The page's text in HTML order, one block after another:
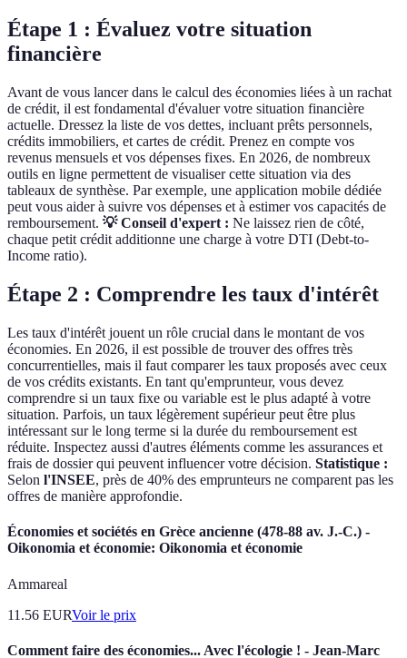
Étape 1 : Évaluez votre situation
financière
Avant de vous lancer dans le calcul des économies liées à un rachat
de crédit, il est fondamental d'évaluer votre situation financière
actuelle. Dressez la liste de vos dettes, incluant prêts personnels,
crédits immobiliers, et cartes de crédit. Prenez en compte vos
revenus mensuels et vos dépenses fixes. En 2026, de nombreux
outils en ligne permettent de visualiser cette situation via des
tableaux de synthèse. Par exemple, une application mobile dédiée
peut vous aider à suivre vos dépenses et à estimer vos capacités de
remboursement. 💡 Conseil d'expert : Ne laissez rien de côté,
chaque petit crédit additionne une charge à votre DTI (Debt-to-
Income ratio).
Étape 2 : Comprendre les taux d'intérêt
Les taux d'intérêt jouent un rôle crucial dans le montant de vos
économies. En 2026, il est possible de trouver des offres très
concurrentielles, mais il faut comparer les taux proposés avec ceux
de vos crédits existants. En tant qu'emprunteur, vous devez
comprendre si un taux fixe ou variable est le plus adapté à votre
situation. Parfois, un taux légèrement supérieur peut être plus
intéressant sur le long terme si la durée du remboursement est
réduite. Inspectez aussi d'autres éléments comme les assurances et
frais de dossier qui peuvent influencer votre décision. Statistique :
Selon l'INSEE, près de 40% des emprunteurs ne comparent pas les
offres de manière approfondie.
Économies et sociétés en Grèce ancienne (478-88 av. J.-C.) -
Oikonomia et économie: Oikonomia et économie
Ammareal
11.56 EURVoir le prix
Comment faire des économies... Avec l'écologie ! - Jean-Marc